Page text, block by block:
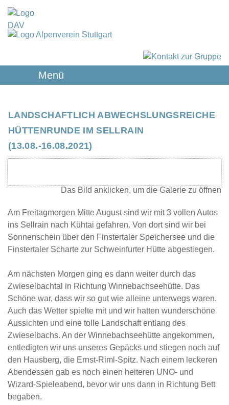
Menü
LANDSCHAFTLICH ABWECHSLUNGSREICHE
HÜTTENRUNDE IM SELLRAIN
(13.08.-16.08.2021)
Am Freitagmorgen Mitte August sind wir mit 3 vollen Autos
ins Sellrain nach Kühtai gefahren. Von dort sind wir bei
Sonnenschein über den Finstertaler Speichersee und die
Finstertaler Scharte zur Schweinfurter Hütte abgestiegen.
Am nächsten Morgen ging es dann weiter durch das
Zwieselbachtal in Richtung Winnebachseehütte. Das
Schöne war, dass wir so gut wie alleine unterwegs waren.
Auch das Wetter spielte mit und wir hatten wunderschöne
Aussichten und eine tolle Landschaft entlang des
Zwieselbachs. An der Winnebachseehütte angekommen,
entledigten wir uns unseres Gepäcks und stiegen noch auf
den Hausberg, die Ernst-Riml-Spitz. Nach einem leckeren
Abendessen gab es noch einen heiteren UNO- und
Wizard-Spieleabend, bevor wir uns dann in Richtung Bett
begaben.